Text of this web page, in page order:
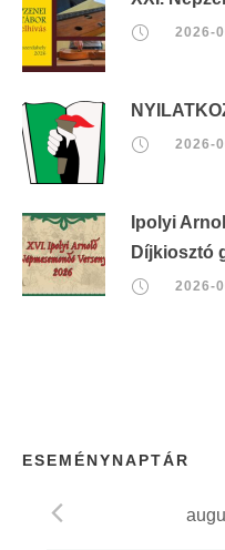
2026-
2026-
Ipolyi
Díjkiosztó
2026-
ESEMÉNYNAPTÁR